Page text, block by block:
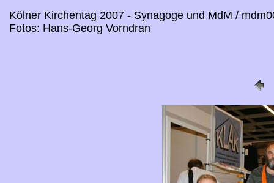
Kölner Kirchentag 2007 - Synagoge und MdM /
Fotos: Hans-Georg Vorndran